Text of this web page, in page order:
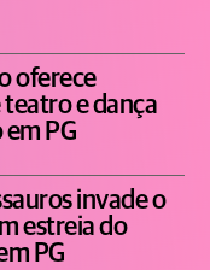
oferece
e dança
PG
invade o
estreia do
PG